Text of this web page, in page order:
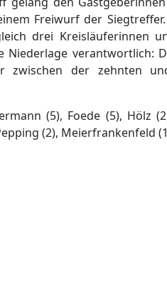
Freiwurf der
drei Kreisläuferinnen
verantwortlich:
zwischen der zehnten
(5), Foede (5), Hölz
(2), Meierfrankenfeld